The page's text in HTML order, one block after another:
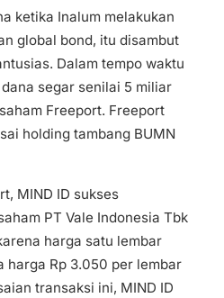
ketika Inalum melakukan
global bond, itu disambut
Dalam tempo waktu
segar senilai 5 miliar
Freeport. Freeport
holding tambang BUMN
MIND ID sukses
PT Vale Indonesia Tbk
harga satu lembar
harga Rp 3.050 per lembar
transaksi ini, MIND ID